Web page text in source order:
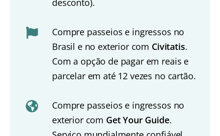
Compre passeios e ingressos no
Brasil e no exterior com Civitatis.
Com a opção de pagar em reais e
parcelar em até 12 vezes no cartão.
Compre passeios e ingressos no
exterior com Get Your Guide.